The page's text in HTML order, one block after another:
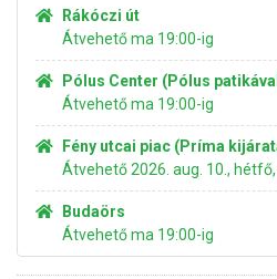
Rákóczi út
Átvehető ma 19:00-ig
Pólus Center (Pólus
Átvehető ma 19:00-ig
Fény utcai piac (Príma
Átvehető 2026. aug. 10.,
Budaörs
Átvehető ma 19:00-ig